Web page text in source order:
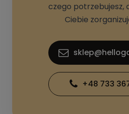
czego potrzebujesz,
Ciebie
+48 733